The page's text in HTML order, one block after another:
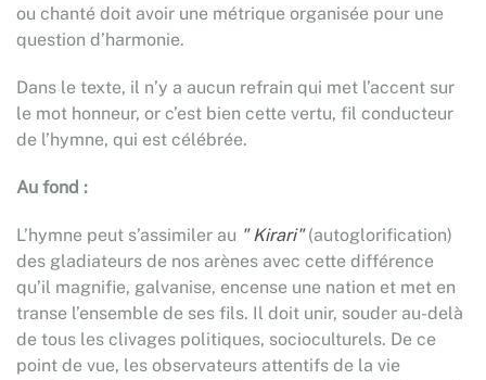
ou chanté doit avoir une métrique organisée pour une
question d’harmonie.
Dans le texte, il n’y a aucun refrain qui met l’accent sur
le mot honneur, or c’est bien cette vertu, fil conducteur
de l’hymne, qui est célébrée.
Au fond :
L’hymne peut s’assimiler au " Kirari"(autoglorification)
des gladiateurs de nos arènes avec cette différence
qu’il magnifie, galvanise, encense une nation et met en
transe l’ensemble de ses fils. Il doit unir, souder au-delà
de tous les clivages politiques, socioculturels. De ce
point de vue, les observateurs attentifs de la vie